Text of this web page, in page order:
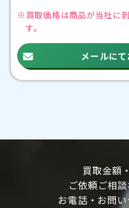
※買取価格は商品が当社に
す。
メールに
買取金額
ご依頼ご相
お電話・お問い